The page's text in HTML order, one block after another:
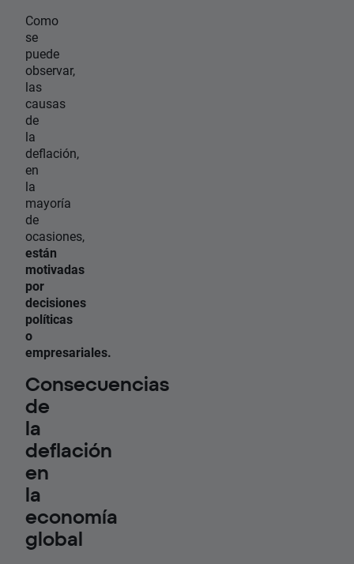
Como
se
puede
observar,
las
causas
de
la
deflación,
en
la
mayoría
de
ocasiones,
están
motivadas
por
decisiones
políticas
o
empresariales.
Consecuencias
de
la
deflación
en
la
economía
global